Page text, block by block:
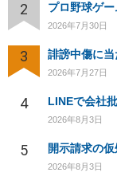
2 プロ野球ゲ
2026年7月30日
3
2026年7月27日
4 LINEで会社
2026年8月3日
5
2026年8月3日